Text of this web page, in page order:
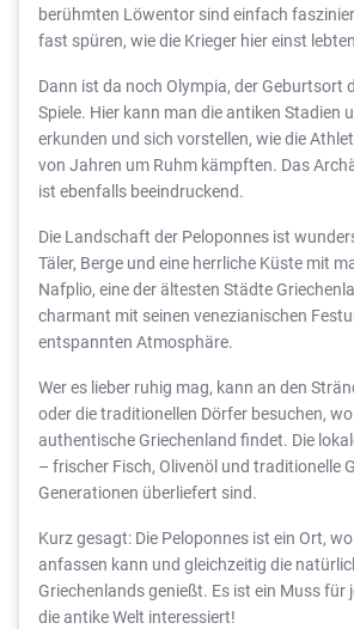
berühmten Löwentor sind einfach
fast spüren, wie die Krieger hier einst
Dann ist da noch Olympia, der Geburtsort
Spiele. Hier kann man die antiken Stadien
erkunden und sich vorstellen, wie die
von Jahren um Ruhm kämpften. Das
ist ebenfalls beeindruckend.
Die Landschaft der Peloponnes ist
Täler, Berge und eine herrliche Küste mit
Nafplio, eine der ältesten Städte
charmant mit seinen venezianischen
entspannten Atmosphäre.
Wer es lieber ruhig mag, kann an den
oder die traditionellen Dörfer besuchen,
authentische Griechenland findet. Die
– frischer Fisch, Olivenöl und traditionelle
Generationen überliefert sind.
Kurz gesagt: Die Peloponnes ist ein Ort,
anfassen kann und gleichzeitig die
Griechenlands genießt. Es ist ein Muss für
die antike Welt interessiert!